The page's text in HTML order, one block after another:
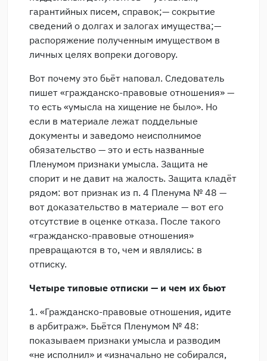
гарантийных писем, справок;— сокрытие
сведений о долгах и залогах имущества;—
распоряжение полученным имуществом в
личных целях вопреки договору.
Вот почему это бьёт наповал. Следователь
пишет «гражданско-правовые отношения» —
то есть «умысла на хищение не было». Но
если в материале лежат поддельные
документы и заведомо неисполнимое
обязательство — это и есть названные
Пленумом признаки умысла. Защита не
спорит и не давит на жалость. Защита кладёт
рядом: вот признак из п. 4 Пленума № 48 —
вот доказательство в материале — вот его
отсутствие в оценке отказа. После такого
«гражданско-правовые отношения»
превращаются в то, чем и являлись: в
отписку.
Четыре типовые отписки — и чем их бьют
1. «Гражданско-правовые отношения, идите
в арбитраж». Бьётся Пленумом № 48:
показываем признаки умысла и разводим
«не исполнил» и «изначально не собирался,